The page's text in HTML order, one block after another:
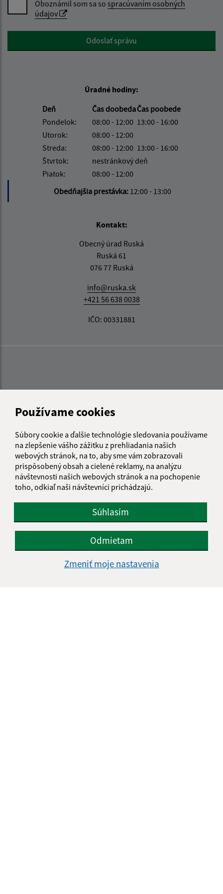
Používame cookies
Súbory cookie a ďalšie technológie sledovania používame
na zlepšenie vášho zážitku z prehliadania našich
webových stránok, na to, aby sme vám zobrazovali
prispôsobený obsah a cielené reklamy, na analýzu
návštevnosti našich webových stránok a na pochopenie
toho, odkiaľ naši návštevníci prichádzajú.
Súhlasím
Odmietam
Zmeniť moje nastavenia
Oboznámil som sa so spracúvaním osobných
údajov
Google reCaptcha ResponseOdoslať správu
Úradné hodiny:
Deň
Čas doobedaČas poobede
Pondelok:
08:00 - 12:00 13:00 - 16:00
Utorok:
08:00 - 12:00
Streda:
08:00 - 12:00 13:00 - 16:00
Štvrtok:
nestránkový deň
Piatok:
08:00 - 12:00
Obedňajšia prestávka: 12:00 - 13:00
Kontakt:
Obecný úrad Ruská
Ruská 61
076 77 Ruská
info@ruska.sk
+421 56 638 0038
IČO: 00331881
Informácie o stránke:
Autorské práva
Ochrana osobných údajov
Navigácia: